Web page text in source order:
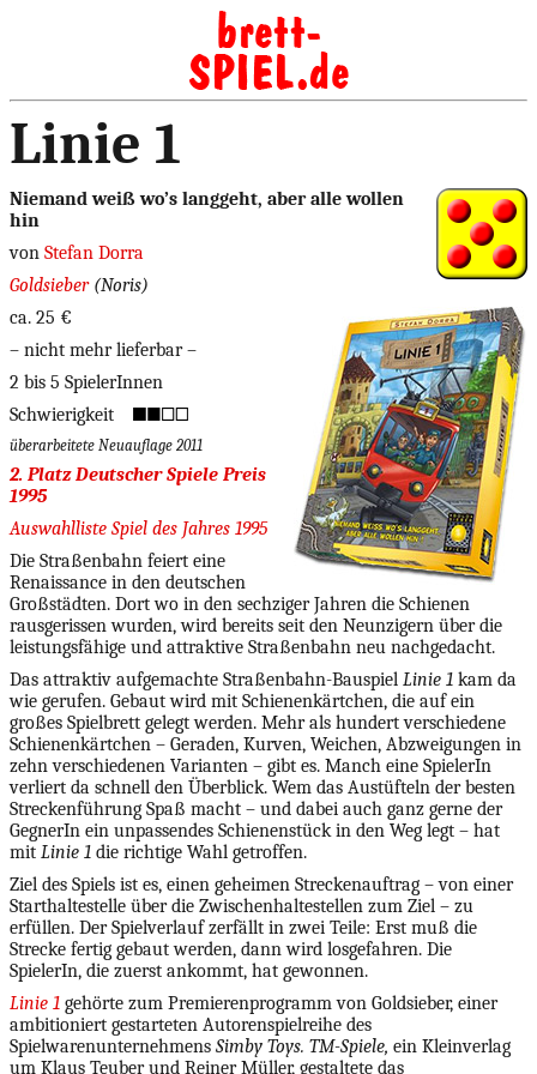
Linie 1
Niemand weiß wo’s langgeht, aber alle wollen
hin
von Stefan Dorra
Goldsieber(Noris)
ca. 25 €
– nicht mehr lieferbar –
2 bis 5 SpielerInnen
Schwierigkeit
überarbeitete Neuauflage 2011
2. Platz Deutscher Spiele Preis
1995
Auswahlliste Spiel des Jahres 1995
Die Straßenbahn feiert eine
Renaissance in den deutschen
Großstädten. Dort wo in den sechziger Jahren die Schienen
rausgerissen wurden, wird bereits seit den Neunzigern über die
leistungsfähige und attraktive Straßenbahn neu nachgedacht.
Das attraktiv aufgemachte Straßenbahn-Bauspiel Linie 1 kam da
wie gerufen. Gebaut wird mit Schienenkärtchen, die auf ein
großes Spielbrett gelegt werden. Mehr als hundert verschiedene
Schienenkärtchen – Geraden, Kurven, Weichen, Abzweigungen in
zehn verschiedenen Varianten – gibt es. Manch eine SpielerIn
verliert da schnell den Überblick. Wem das Austüfteln der besten
Streckenführung Spaß macht – und dabei auch ganz gerne der
GegnerIn ein unpassendes Schienenstück in den Weg legt – hat
mit Linie 1 die richtige Wahl getroffen.
Ziel des Spiels ist es, einen geheimen Streckenauftrag – von einer
Starthaltestelle über die Zwischenhaltestellen zum Ziel – zu
erfüllen. Der Spielverlauf zerfällt in zwei Teile: Erst muß die
Strecke fertig gebaut werden, dann wird losgefahren. Die
SpielerIn, die zuerst ankommt, hat gewonnen.
Linie 1 gehörte zum Premierenprogramm von Goldsieber, einer
ambitioniert gestarteten Autorenspielreihe des
Spielwarenunternehmens Simby Toys. TM-Spiele, ein Kleinverlag
um Klaus Teuber und Reiner Müller, gestaltete das